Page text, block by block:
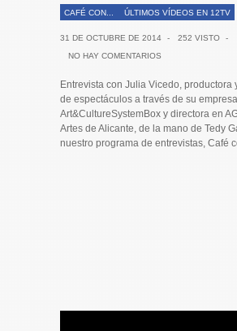
CAFÉ CON... ÚLTIMOS VÍDEOS EN 12TV
31 DE OCTUBRE DE 2014 - 252 VISTO
-
NO HAY COMENTARIOS
Entrevista con Julia Vicedo, productora
de espectáculos a través de su
Art&CultureSystemBox y directora en
Artes de Alicante, de la mano de Tedy
nuestro programa de entrevistas, Café